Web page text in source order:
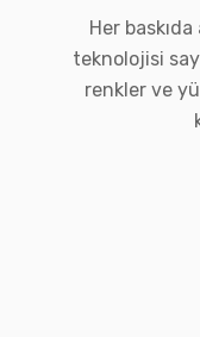
Her
teknolojisi
renkler ve